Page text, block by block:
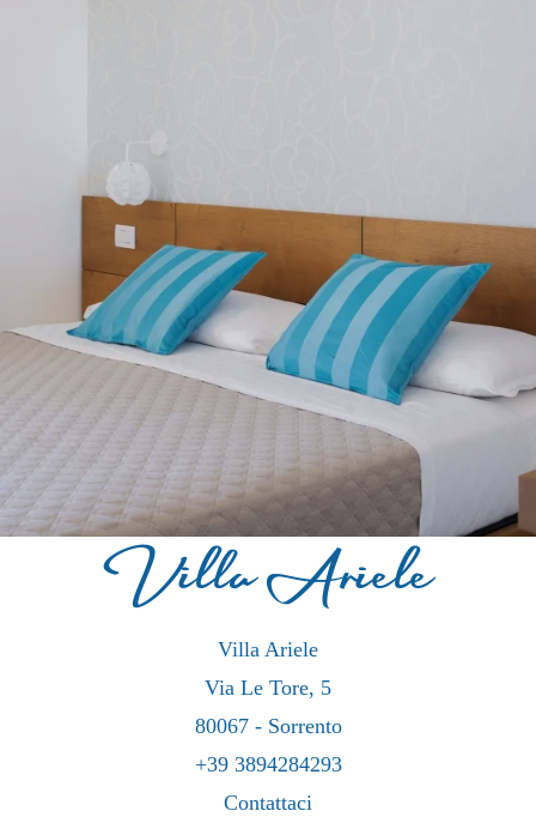
Villa Ariele
Villa Ariele
Via Le Tore, 5
80067 - Sorrento
+39 3894284293
Contattaci